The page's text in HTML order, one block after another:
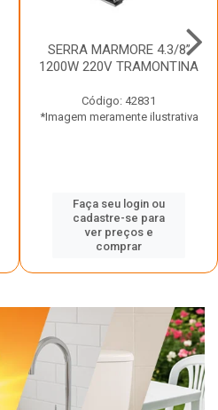
SERRA MARMORE 4.3/8”
1200W 220V TRAMONTINA
Código: 42831
*Imagem meramente ilustrativa
Faça seu login ou
cadastre-se para
ver preços e
comprar